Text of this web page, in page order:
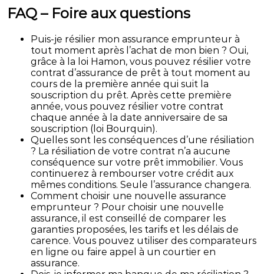
FAQ – Foire aux questions
Puis-je résilier mon assurance emprunteur à
tout moment après l’achat de mon bien ? Oui,
grâce à la loi Hamon, vous pouvez résilier votre
contrat d’assurance de prêt à tout moment au
cours de la première année qui suit la
souscription du prêt. Après cette première
année, vous pouvez résilier votre contrat
chaque année à la date anniversaire de sa
souscription (loi Bourquin).
Quelles sont les conséquences d’une résiliation
? La résiliation de votre contrat n’a aucune
conséquence sur votre prêt immobilier. Vous
continuerez à rembourser votre crédit aux
mêmes conditions. Seule l’assurance changera.
Comment choisir une nouvelle assurance
emprunteur ? Pour choisir une nouvelle
assurance, il est conseillé de comparer les
garanties proposées, les tarifs et les délais de
carence. Vous pouvez utiliser des comparateurs
en ligne ou faire appel à un courtier en
assurance.